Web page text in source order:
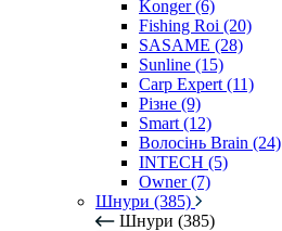
Konger (6)
Fishing Roi (20)
SASAME (28)
Sunline (15)
Carp Expert (11)
Різне (9)
Smart (12)
Волосінь Brain (24)
INTECH (5)
Owner (7)
Шнури (385)
Шнури (385)